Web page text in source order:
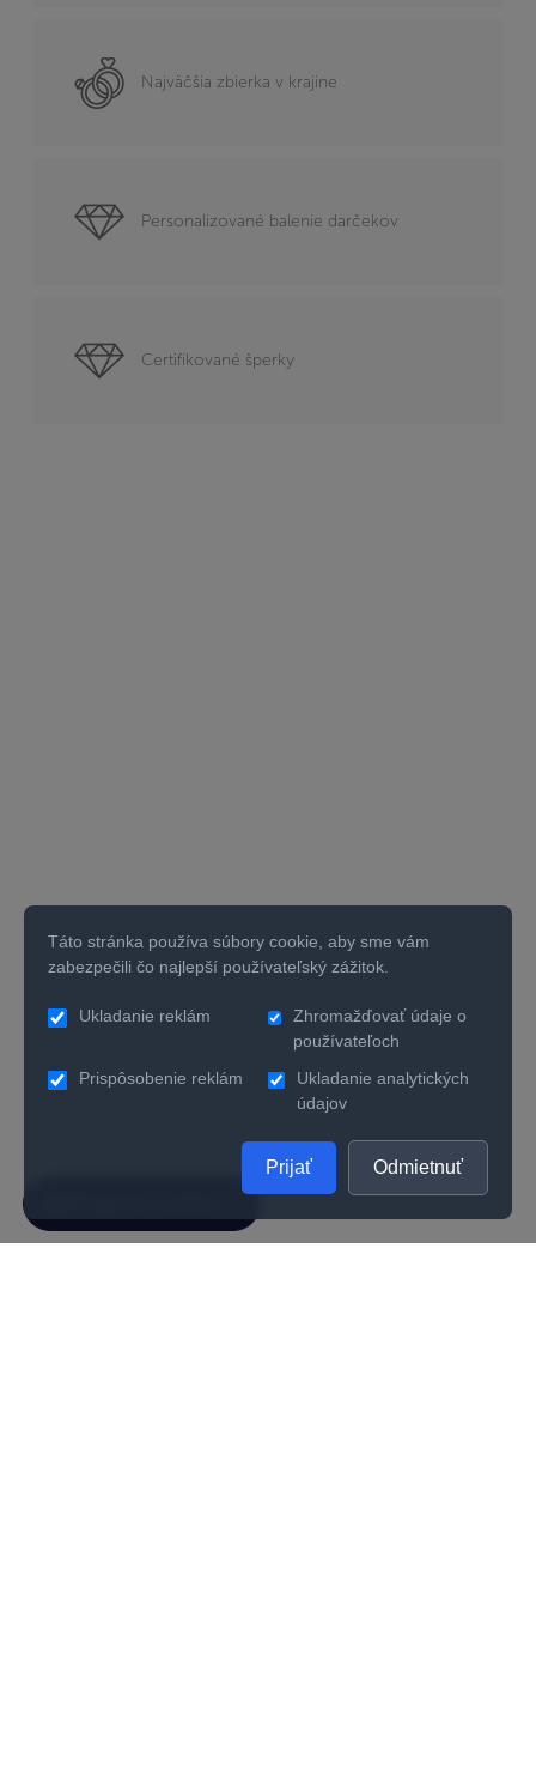
Najväčšia zbierka v krajine
Personalizované balenie darčekov
Certifikované šperky
Táto stránka používa súbory cookie, aby sme vám
zabezpečili čo najlepší používateľský zážitok.
Ukladanie reklám
Zhromažďovať údaje o
používateľoch
Prispôsobenie reklám
Ukladanie analytických
údajov
Prijať Odmietnuť